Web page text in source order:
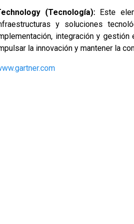
(Tecnología):Este
y soluciones
integración y
la innovación y mantener la